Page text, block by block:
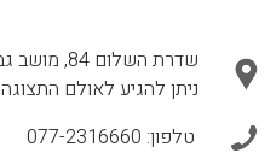
שדרת השלום 84, מושב גבעת כ"ח
ניתן להגיע לאולם התצוגה
טלפון: 077-2316660